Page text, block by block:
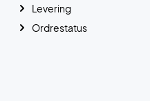
Levering
Ordrestatus